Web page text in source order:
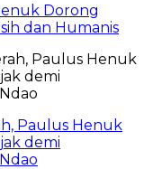
Dorong
dan Humanis
Paulus Henuk
demi